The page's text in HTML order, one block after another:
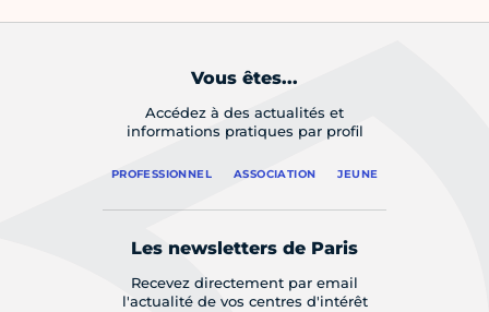
Vous êtes...
Accédez à des actualités et
informations pratiques par profil
PROFESSIONNEL ASSOCIATION JEUNE
Les newsletters de Paris
Recevez directement par email
l'actualité de vos centres d'intérêt